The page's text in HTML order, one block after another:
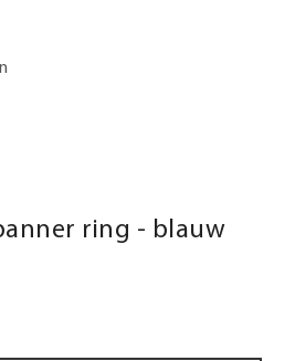
ring - blauw